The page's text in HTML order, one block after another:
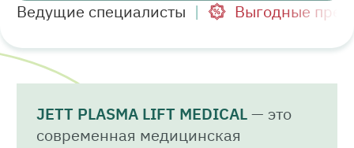
Ведущие специалисты Выгодные
JETT PLASMA LIFT MEDICAL — это
современная медицинская